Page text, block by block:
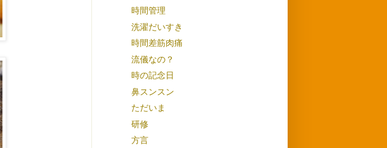
時間管理
洗濯だいすき
時間差筋肉痛
流儀なの？
時の記念日
鼻スンスン
ただいま
研修
方言